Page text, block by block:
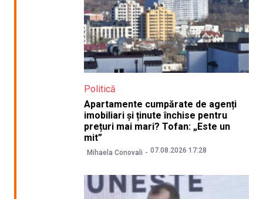
Politică
Apartamente cumpărate de agenți
imobiliari și ținute închise pentru
prețuri mai mari? Tofan: „Este un
mit”
Mihaela Conovali 07.08.2026 17:28